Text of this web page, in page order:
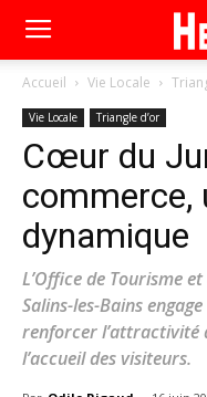
Accueil Vie Locale
Vie Locale Triangle d’or
Cœur du
commerce,
dynamique
L’Office de Tourisme
Salins-les-Bains
renforcer
l’accueil des visiteurs.